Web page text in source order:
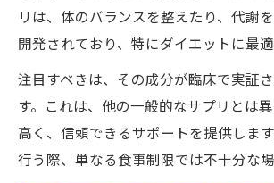
リは、体のバランスを整えたり、代謝
開発されており、特にダイエットに最適
注目すべきは、その成分が臨床で実証
す。これは、他の一般的なサプリとは
高く、信頼できるサポートを提供しま
行う際、単なる食事制限では不十分な場